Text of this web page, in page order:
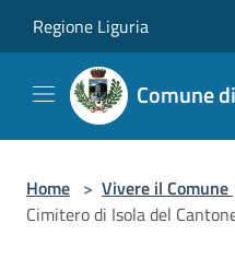
Regione Liguria
Comune
Home > Vivere il Comune
Cimitero di Isola del